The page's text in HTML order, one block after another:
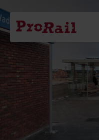
Navigatie
Homepage
ProRail